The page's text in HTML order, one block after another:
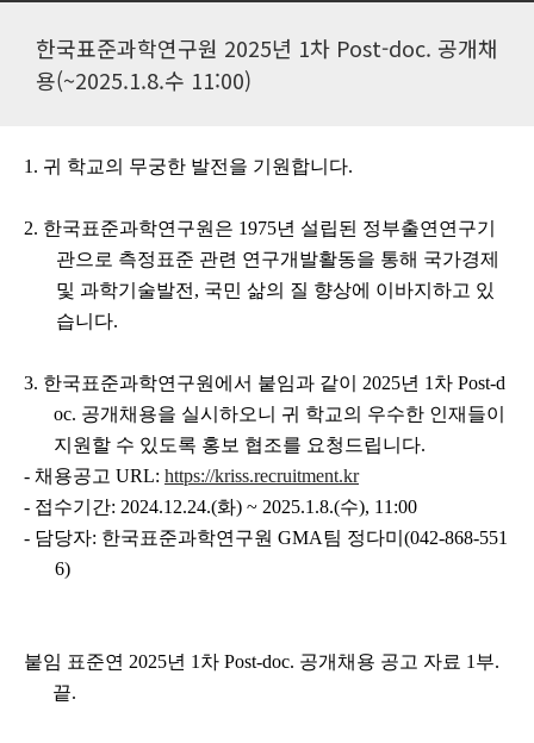
한국표준과학연구원 2025년 1차 Post-doc. 공개채
용(~2025.1.8.수 11:00)
1. 귀 학교의 무궁한 발전을 기원합니다.
2. 한국표준과학연구원은 1975년 설립된 정부출연연구기
관으로 측정표준 관련 연구개발활동을 통해 국가경제
및 과학기술발전 , 국민 삶의 질 향상에 이바지하고 있
습니다.
3. 한국표준과학연구원에서 붙임과 같이 2025년 1 차 Post-d
oc. 공개채용을 실시하오니 귀 학교의 우수한 인재들이
지원할 수 있도록 홍보 협조를 요청드립니다.
- 채용공고 URL: https://kriss.recruitment.kr
- 접수기간: 2024.12.24.(화) ~ 2025.1.8.(수), 11:00
- 담당자: 한국표준과학연구원 GMA팀 정다미 (042-868-551
6)
붙임 표준연 2025년 1 차 Post-doc. 공개채용 공고 자료 1 부.
끝.